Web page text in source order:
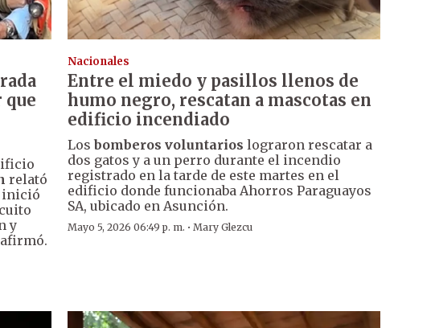
que
relató
inició
y
Nacionales
Entre el miedo y pasillos llenos de
humo negro, rescatan a mascotas en
edificio incendiado
Los bomberos voluntarios lograron rescatar a
dos gatos y a un perro durante el incendio
registrado en la tarde de este martes en el
edificio donde funcionaba Ahorros Paraguayos
SA, ubicado en Asunción.
Mayo 5, 2026 06:49 p. m. · Mary Glezcu